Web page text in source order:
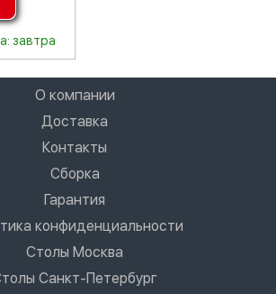
завтра
О компании
Доставка
Контакты
Сборка
Гарантия
конфиденциальности
Столы Москва
Санкт-Петербург